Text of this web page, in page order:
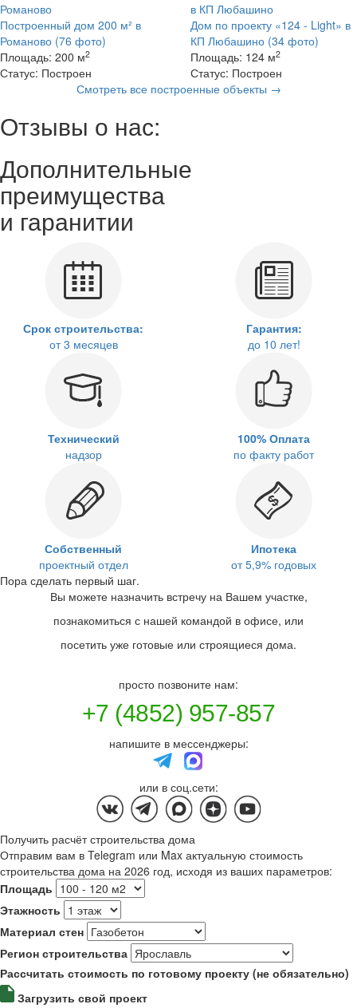
Построенный дом 200 м² в
Романово (76 фото)
Площадь: 200 м2
Статус: Построен
Дом по проекту «124 - Light» в
КП Любашино (34 фото)
Площадь: 124 м2
Статус: Построен
Смотреть все построенные объекты →
Отзывы о нас:
Дополнительные
преимущества
и гаранитии
Срок строительства:
от 3 месяцев
Гарантия:
до 10 лет!
Технический
надзор
100% Оплата
по факту работ
Собственный
проектный отдел
Ипотека
от 5,9% годовых
Пора сделать первый шаг.
Вы можете назначить встречу на Вашем участке,
познакомиться с нашей командой в офисе, или
посетить уже готовые или строящиеся дома.
просто позвоните нам:
+7 (4852) 957-857
напишите в мессенджеры:
или в соц.сети:
Получить расчёт строительства дома
Отправим вам в Telegram или Max актуальную стоимость
строительства дома на 2026 год, исходя из ваших параметров:
Площадь
Этажность
Материал стен
Регион строительства
Рассчитать стоимость по готовому проекту (не обязательно)
Загрузить свой проект